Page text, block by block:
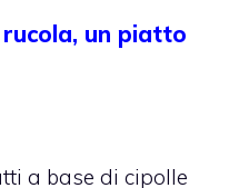
un piatto
a base di cipolle